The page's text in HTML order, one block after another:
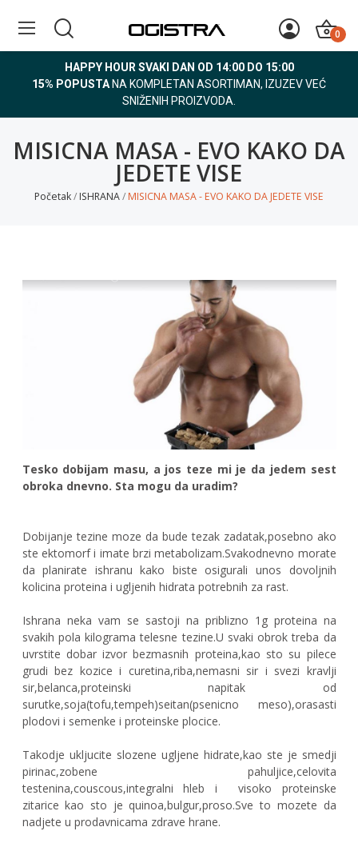
0
HAPPY HOUR SVAKI DAN OD 14:00 DO 15:00
15% POPUSTA NA KOMPLETAN ASORTIMAN, IZUZEV VEĆ
SNIŽENIH PROIZVODA.
MISICNA MASA - EVO KAKO DA
JEDETE VISE
Početak ISHRANA MISICNA MASA - EVO KAKO DA JEDETE VISE
Tesko dobijam masu, a jos teze mi je da jedem sest
obroka dnevno. Sta mogu da uradim?
Dobijanje tezine moze da bude tezak zadatak,posebno ako
ste ektomorf i imate brzi metabolizam.Svakodnevno morate
da planirate ishranu kako biste osigurali unos dovoljnih
kolicina proteina i ugljenih hidrata potrebnih za rast.
Ishrana neka vam se sastoji na priblizno 1g proteina na
svakih pola kilograma telesne tezine.U svaki obrok treba da
uvrstite dobar izvor bezmasnih proteina,kao sto su pilece
grudi bez kozice i curetina,riba,nemasni sir i svezi kravlji
sir,belanca,proteinski napitak od
surutke,soja(tofu,tempeh)seitan(psenicno meso),orasasti
plodovi i semenke i proteinske plocice.
Takodje ukljucite slozene ugljene hidrate,kao ste je smedji
pirinac,zobene pahuljice,celovita
testenina,couscous,integralni hleb i
visoko proteinske
zitarice kao sto je quinoa,bulgur,proso.Sve to mozete da
nadjete u prodavnicama zdrave hrane.